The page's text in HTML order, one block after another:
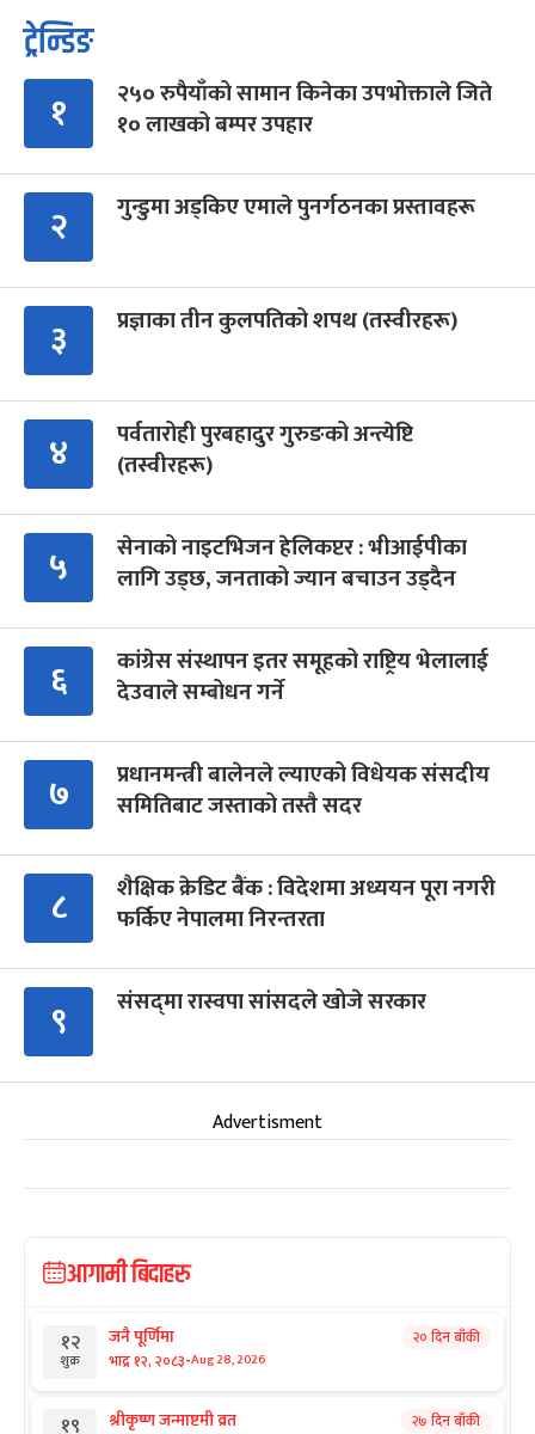
ट्रेन्डिङ
१
२५० रुपैयाँको सामान किनेका उपभोक्ताले जिते
१० लाखको बम्पर उपहार
२ गुन्डुमा अड्किए एमाले पुनर्गठनका प्रस्तावहरू
३ प्रज्ञाका तीन कुलपतिको शपथ (तस्वीरहरू)
४
पर्वतारोही पुरबहादुर गुरुङको अन्त्येष्टि
(तस्वीरहरू)
५
सेनाको नाइटभिजन हेलिकप्टर : भीआईपीका
लागि उड्छ, जनताको ज्यान बचाउन उड्दैन
६
कांग्रेस संस्थापन इतर समूहको राष्ट्रिय भेलालाई
देउवाले सम्बोधन गर्ने
७
प्रधानमन्त्री बालेनले ल्याएको विधेयक संसदीय
समितिबाट जस्ताको तस्तै सदर
८
शैक्षिक क्रेडिट बैंक : विदेशमा अध्ययन पूरा नगरी
फर्किए नेपालमा निरन्तरता
९ संसद्‍मा रास्वपा सांसदले खोजे सरकार
Advertisment
आगामी बिदाहरु
१२
शुक्र
जनै पूर्णिमा
भाद्र १२, २०८३-Aug 28, 2026
२० दिन बाँकी
१९ श्रीकृष्ण जन्माष्टमी व्रत २७ दिन बाँकी